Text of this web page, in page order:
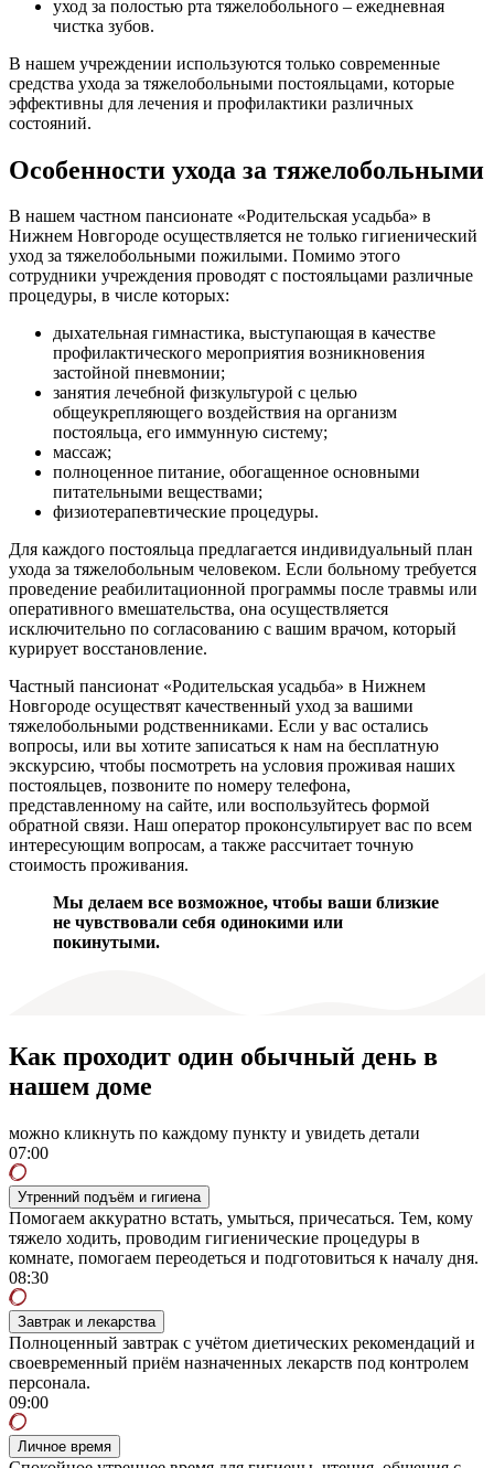
уход за полостью рта тяжелобольного – ежедневная
чистка зубов.
В нашем учреждении используются только современные
средства ухода за тяжелобольными постояльцами, которые
эффективны для лечения и профилактики различных
состояний.
Особенности ухода за тяжелобольными
В нашем частном пансионате «Родительская усадьба» в
Нижнем Новгороде осуществляется не только гигиенический
уход за тяжелобольными пожилыми. Помимо этого
сотрудники учреждения проводят с постояльцами различные
процедуры, в числе которых:
дыхательная гимнастика, выступающая в качестве
профилактического мероприятия возникновения
застойной пневмонии;
занятия лечебной физкультурой с целью
общеукрепляющего воздействия на организм
постояльца, его иммунную систему;
массаж;
полноценное питание, обогащенное основными
питательными веществами;
физиотерапевтические процедуры.
Для каждого постояльца предлагается индивидуальный план
ухода за тяжелобольным человеком. Если больному требуется
проведение реабилитационной программы после травмы или
оперативного вмешательства, она осуществляется
исключительно по согласованию с вашим врачом, который
курирует восстановление.
Частный пансионат «Родительская усадьба» в Нижнем
Новгороде осуществят качественный уход за вашими
тяжелобольными родственниками. Если у вас остались
вопросы, или вы хотите записаться к нам на бесплатную
экскурсию, чтобы посмотреть на условия проживая наших
постояльцев, позвоните по номеру телефона,
представленному на сайте, или воспользуйтесь формой
обратной связи. Наш оператор проконсультирует вас по всем
интересующим вопросам, а также рассчитает точную
стоимость проживания.
Мы делаем все возможное, чтобы ваши близкие
не чувствовали себя одинокими или
покинутыми.
Как проходит один обычный день в
нашем доме
можно кликнуть по каждому пункту и увидеть детали
07:00
Утренний подъём и гигиена
Помогаем аккуратно встать, умыться, причесаться. Тем, кому
тяжело ходить, проводим гигиенические процедуры в
комнате, помогаем переодеться и подготовиться к началу дня.
08:30
Завтрак и лекарства
Полноценный завтрак с учётом диетических рекомендаций и
своевременный приём назначенных лекарств под контролем
персонала.
09:00
Личное время